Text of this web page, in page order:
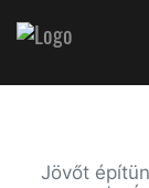
Jövőt